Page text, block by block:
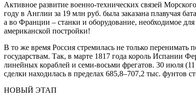
Активное развитие военно-технических связей
году в Англии за 19 млн руб. была заказана плавучая
а во Франции – станки и оборудование, необходимое
американской постройки!
В то же время Россия стремилась не только
государствам. Так, в марте 1817 года король Испании
линейных кораблей и семи-восьми фрегатов. 30 июля
сделки находилась в пределах 685,8–707,2 тыс. фунтов
НОВЫЙ ЭТАП